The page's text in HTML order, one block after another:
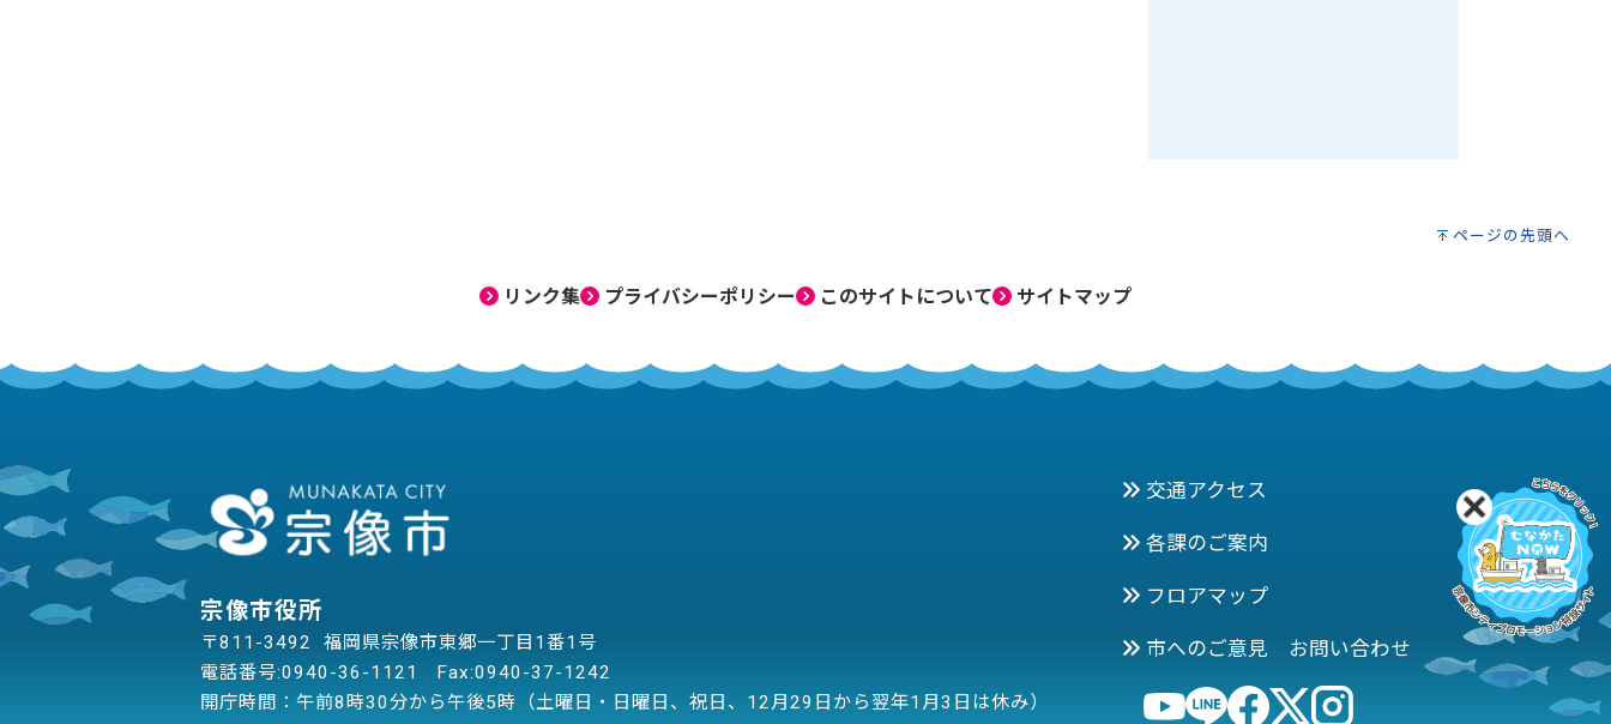
ページの先頭へ
リンク集 プライバシーポリシー このサイトについて サイトマップ
宗像市役所
〒811-3492 福岡県宗像市東郷一丁目1番1号
電話番号:0940-36-1121
Fax:0940-37-1242
開庁時間：午前8時30分から午後5時（土曜日・日曜日、祝日、12月29日から翌年1月3日は休み）
交通アクセス
各課のご案内
フロアマップ
市へのご意見 お問い合わせ